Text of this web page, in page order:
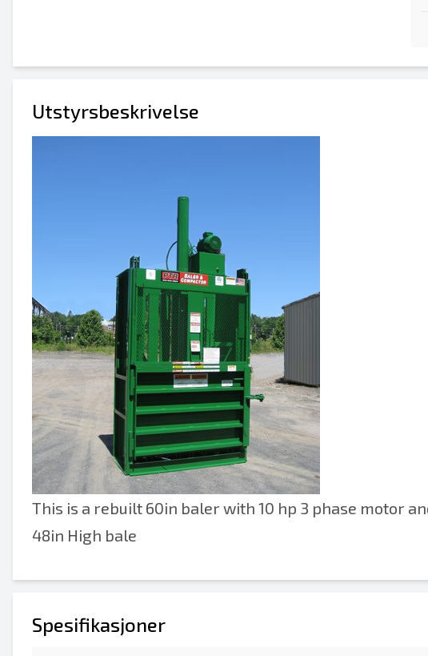
Utstyrsbeskrivelse
This is a rebuilt 60in baler with 10 hp 3 phase motor
48in High bale
Spesifikasjoner